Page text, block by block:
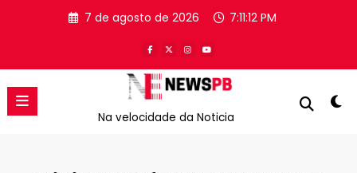
7 de agosto de 2026 7:11:13 PM
Na velocidade da Noticia